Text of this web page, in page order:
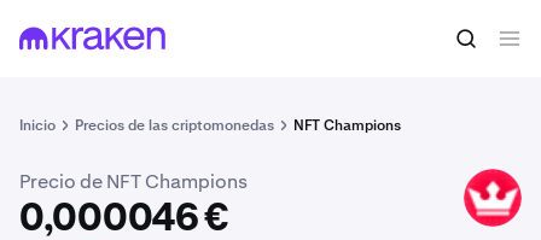
Inicio Precios de las criptomonedas NFT Champions
0,000046 € Comprar CHAMP
Precio de NFT Champions
0,000046 €
CHAMP